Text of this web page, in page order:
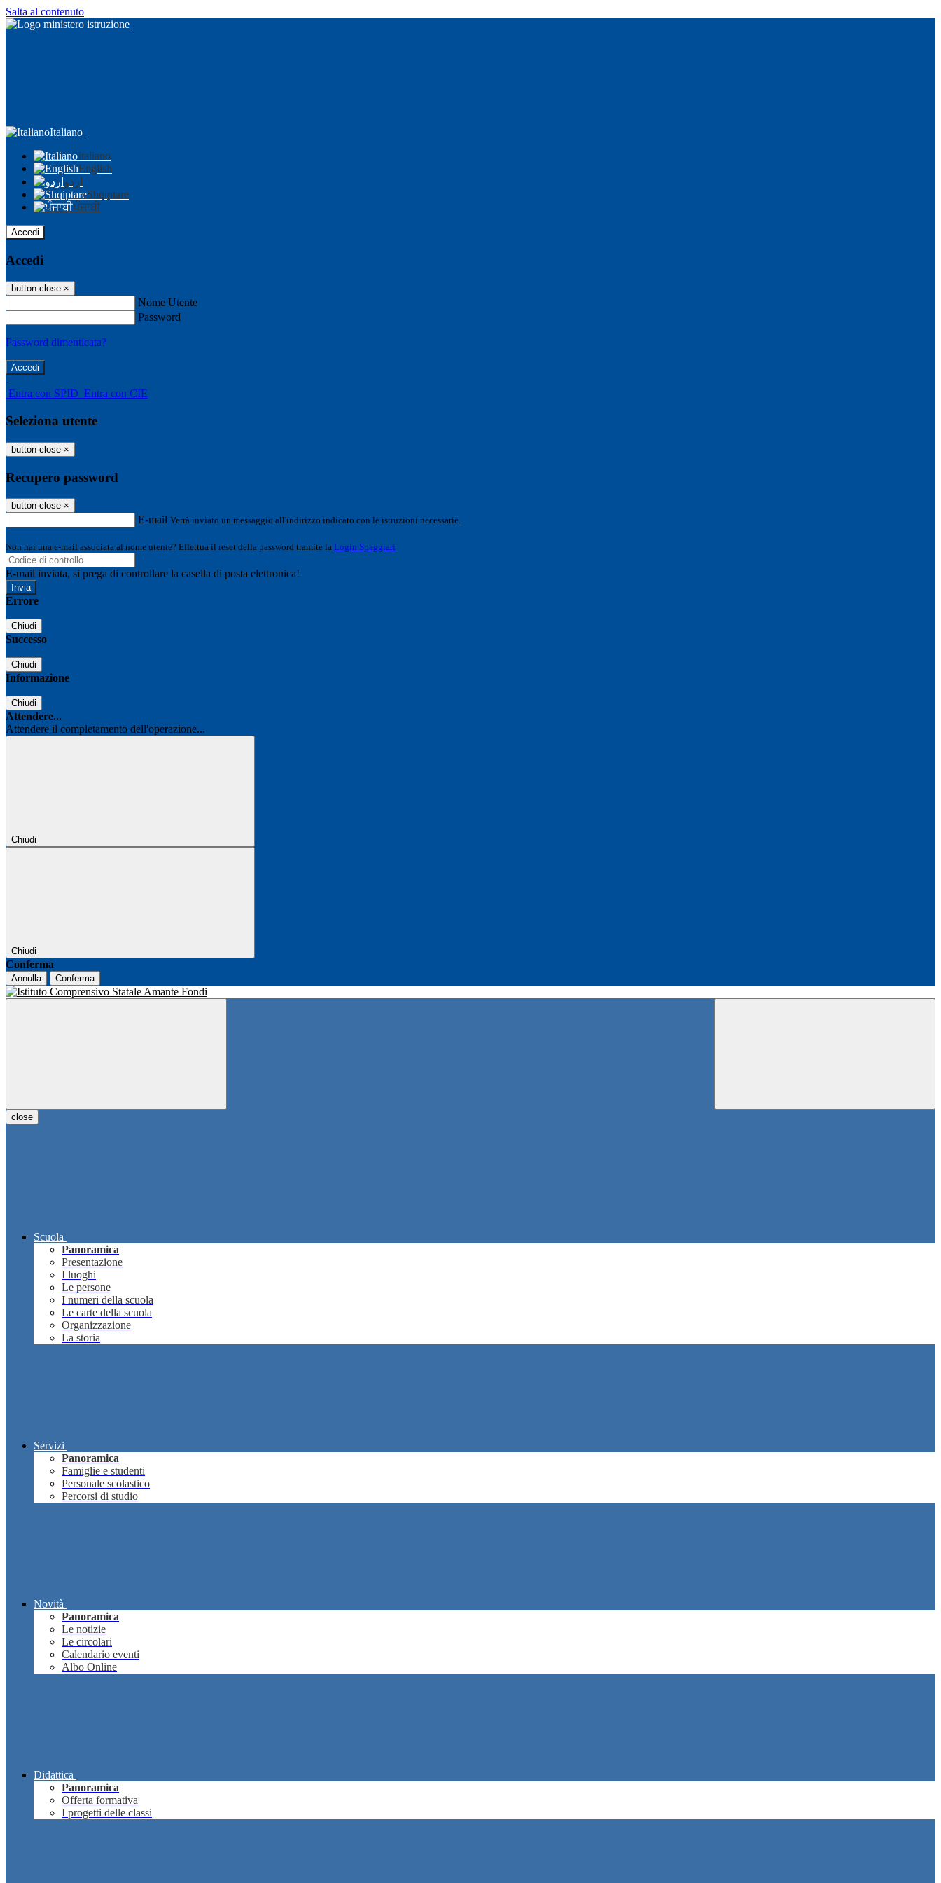
Salta al contenuto
Italiano
Italiano
English
اردو
Shqiptare
ਪੰਜਾਬੀ
Accedi
Accedi
button close ×
Nome Utente
Password
Password dimenticata?
-
Entra con SPID Entra con CIE
Seleziona utente
button close ×
Recupero password
button close ×
E-mail Verrà inviato un messaggio all'indirizzo indicato con le istruzioni necessarie.
Non hai una e-mail associata al nome utente? Effettua il reset della password tramite la Login Spaggiari
E-mail inviata, si prega di controllare la casella di posta elettronica!
Errore
Chiudi
Successo
Chiudi
Informazione
Chiudi
Attendere...
Attendere il completamento dell'operazione...
Chiudi
Chiudi
Conferma
Annulla Conferma
close
Scuola
Panoramica
Presentazione
I luoghi
Le persone
I numeri della scuola
Le carte della scuola
Organizzazione
La storia
Servizi
Panoramica
Famiglie e studenti
Personale scolastico
Percorsi di studio
Novità
Panoramica
Le notizie
Le circolari
Calendario eventi
Albo Online
Didattica
Panoramica
Offerta formativa
I progetti delle classi